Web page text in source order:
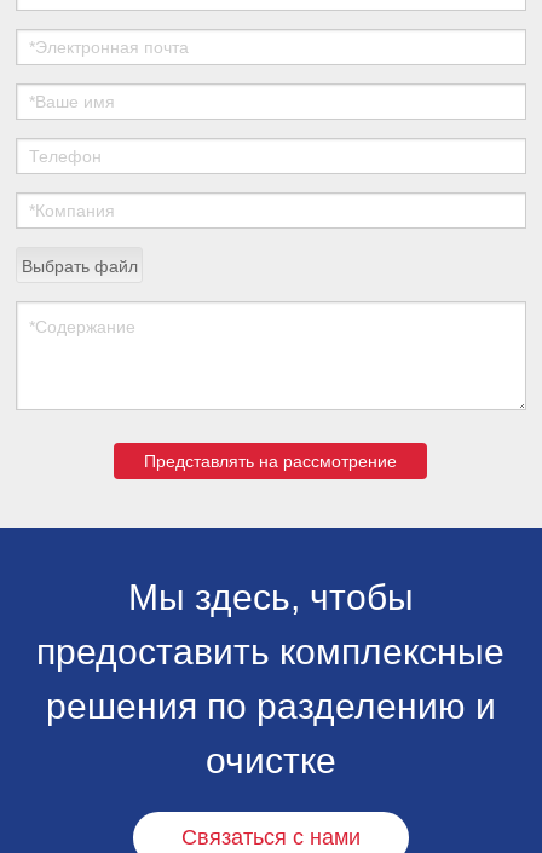
Выбрать файл
Представлять на рассмотрение
Мы здесь, чтобы
предоставить комплексные
решения по разделению и
очистке
Связаться с нами